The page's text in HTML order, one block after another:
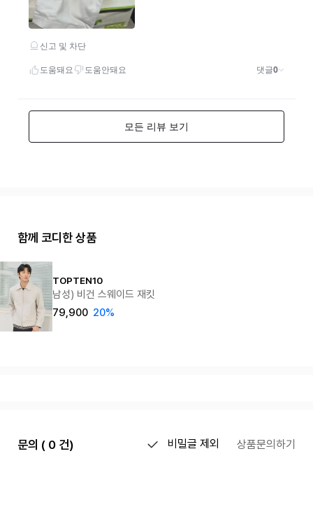
함께 코디한 상품
TOPTEN10
남성) 비건 스웨이드 재킷
79,900 20%
문의 ( 0 건) 비밀글 제외 상품문의하기